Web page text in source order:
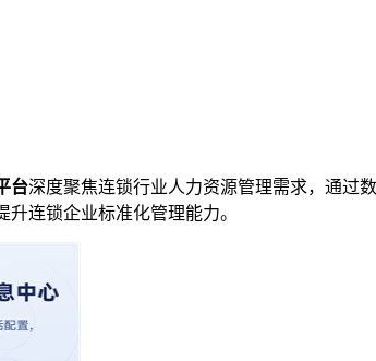
台深度聚焦连锁行业人力资源管理需求，通过
连锁企业标准化管理能力。